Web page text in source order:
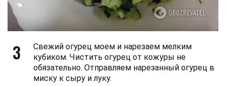
3
Свежий огурец моем и нарезаем мелким
кубиком. Чистить огурец от кожуры не
обязательно. Отправляем нарезанный огурец в
миску к сыру и луку.